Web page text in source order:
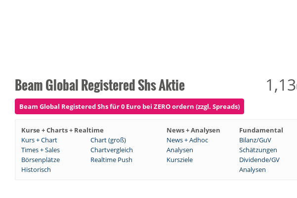
Beam Global Registered Shs Aktie 1,13
Beam Global Registered Shs für 0 Euro bei ZERO ordern (zzgl. Spreads)
Kurse + Charts + Realtime News + Analysen Fundamental
Kurs + Chart
Chart (groß) News + Adhoc Bilanz/GuV
Times + Sales
Chartvergleich Analysen Schätzungen
Börsenplätze
Realtime Push Kursziele Dividende/GV
Historisch
Analysen